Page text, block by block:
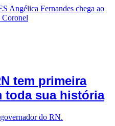
tem primeira
toda sua história